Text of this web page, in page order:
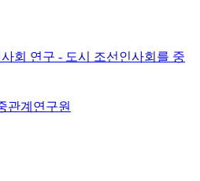
회 연구 - 도시 조선인사회를 중
관계연구원